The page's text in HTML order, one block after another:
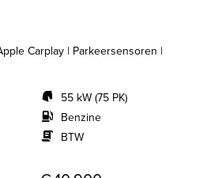
Carplay | Parkeersensoren |
55 kW (75 PK)
Benzine
BTW